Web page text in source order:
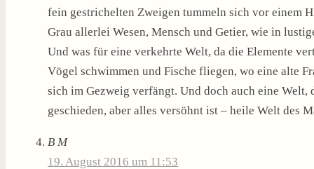
fein gestrichelten Zweigen tummeln sich vor einem
Grau allerlei Wesen, Mensch und Getier, wie in
Und was für eine verkehrte Welt, da die Elemente
Vögel schwimmen und Fische fliegen, wo eine alte
sich im Gezweig verfängt. Und doch auch eine
geschieden, aber alles versöhnt ist – heile Welt des
B M
19. August 2016 um 11:53